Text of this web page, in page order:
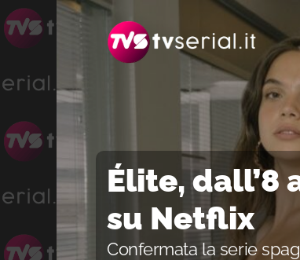
Passa
navigazione
Passa
contenuto
Passa
primaria
Élite, dall’8
su Netflix
Confermata la serie